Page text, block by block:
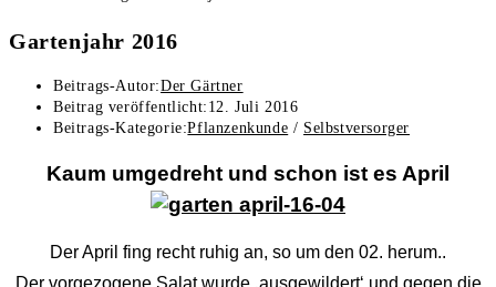
Gartenjahr 2016
Beitrags-Autor:Der Gärtner
Beitrag veröffentlicht: 12. Juli 2016
Beitrags-Kategorie:Pflanzenkunde / Selbstversorger
Kaum umgedreht und schon ist es April
Der April fing recht ruhig an, so um den 02. herum..